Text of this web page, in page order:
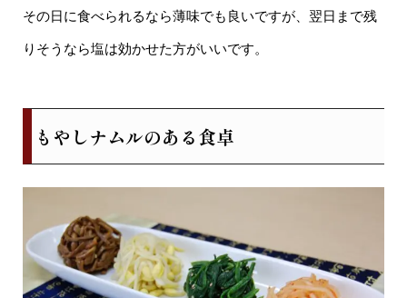
その日に食べられるなら薄味でも良いですが、翌日まで残
りそうなら塩は効かせた方がいいです。
もやしナムルのある食卓